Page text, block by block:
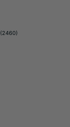
(2460)